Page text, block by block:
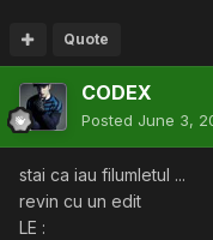
Quote
CODEX
Posted June 3,
stai ca iau filumletul ...
revin cu un edit
LE :